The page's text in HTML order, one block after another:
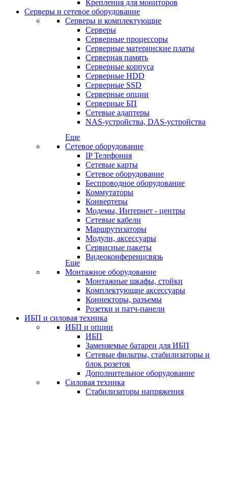
Крепления для мониторов
Серверы и сетевое оборудование
Серверы и комплектующие
Серверы
Серверные процессоры
Серверные материнские платы
Серверная память
Серверные корпуса
Серверные HDD
Серверные SSD
Серверные опции
Серверные БП
Сетевые адаптеры
NAS-устройства, DAS-устройства
Еще
Сетевое оборудование
IP Телефония
Сетевые карты
Сетевое оборудование
Беспроводное оборудование
Коммутаторы
Конвертеры
Модемы, Интернет - центры
Сетевые кабели
Маршрутизаторы
Модули, аксессуары
Сервисные пакеты
Видеоконференцсвязь
Еще
Монтажное оборудование
Монтажные шкафы, стойки
Комплектующие аксессуары
Коннекторы, разъемы
Розетки и патч-панели
ИБП и силовая техника
ИБП и опции
ИБП
Заменяемые батареи для ИБП
Сетевые фильтры, стабилизаторы и
блок розеток
Дополнительное оборудование
Силовая техника
Стабилизаторы напряжения